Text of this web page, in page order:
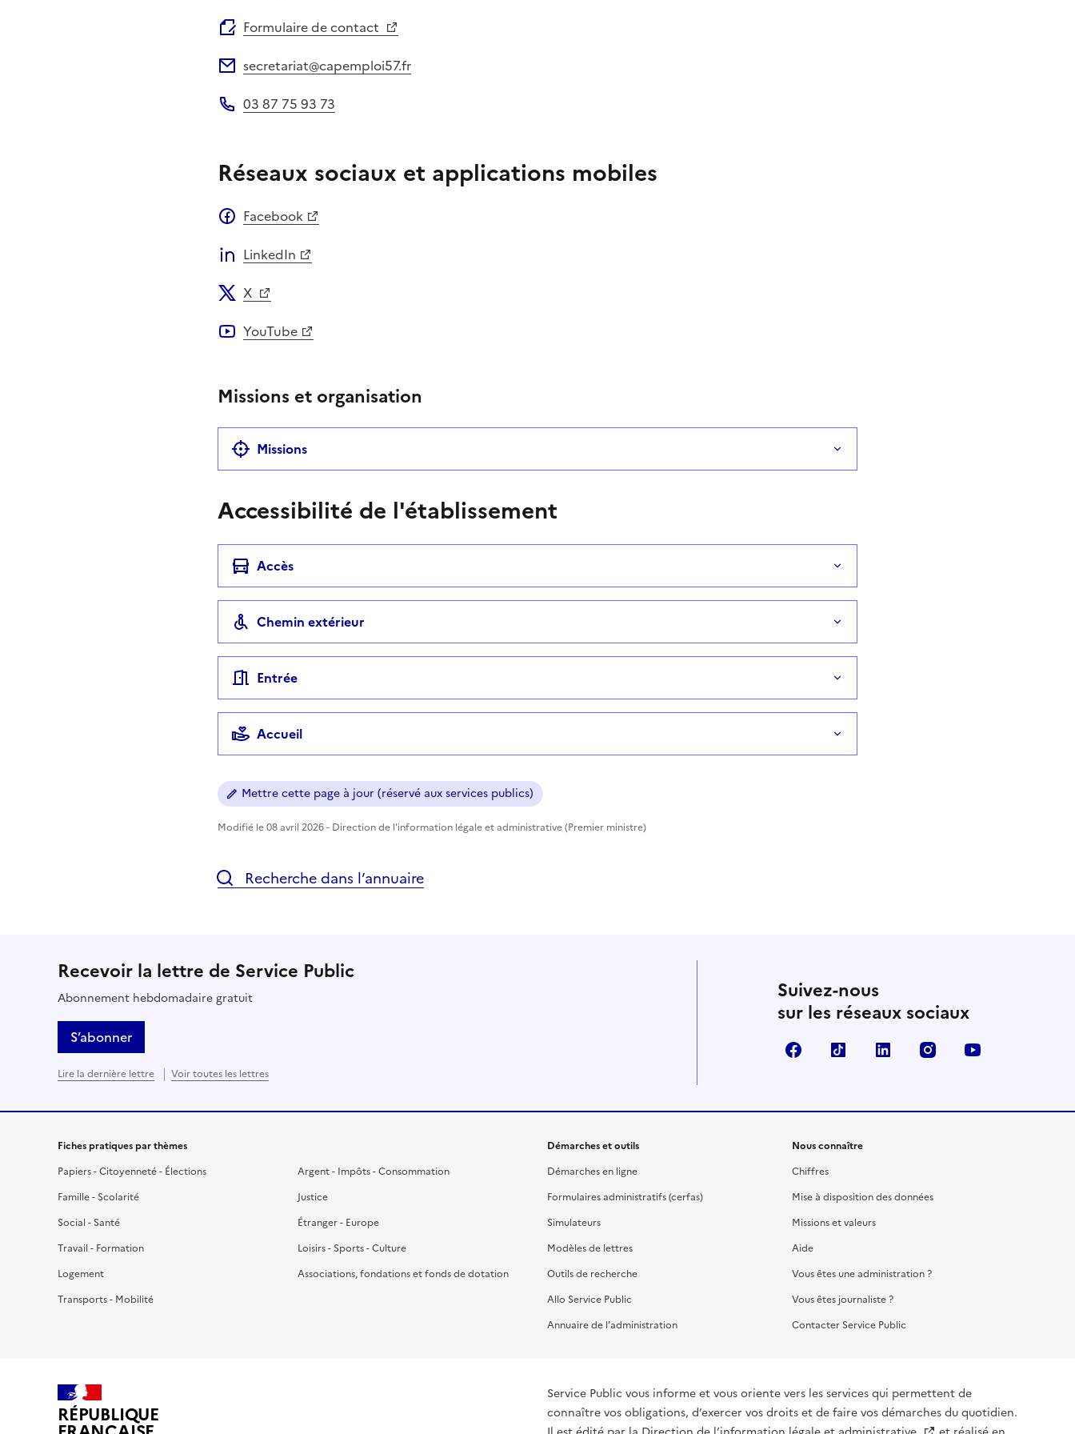
Formulaire de contact
secretariat@capemploi57.fr
03 87 75 93 73
Réseaux sociaux et applications mobiles
Facebook
LinkedIn
X
YouTube
Missions et organisation
Missions
Accessibilité de l'établissement
Accès
Chemin extérieur
Entrée
Accueil
Mettre cette page à jour (réservé aux services publics)
Modifié le 08 avril 2026 - Direction de l'information légale et administrative (Premier ministre)
Recherche dans l’annuaire
Recevoir la lettre de Service Public
Abonnement hebdomadaire gratuit
S’abonner
Lire la dernière lettre Voir toutes les lettres
Suivez-nous
sur les réseaux sociaux
FacebookTikTok LinkedIn Instagram
Fiches pratiques par thèmes
Papiers - Citoyenneté - Élections
Famille - Scolarité
Social - Santé
Travail - Formation
Logement
Transports - Mobilité
Argent - Impôts - Consommation
Justice
Étranger - Europe
Loisirs - Sports - Culture
Associations, fondations et fonds de dotation
Démarches et outils
Démarches en ligne
Formulaires administratifs (cerfas)
Simulateurs
Modèles de lettres
Outils de recherche
Allo Service Public
Annuaire de l'administration
Nous connaître
Chiffres
Mise à disposition des données
Missions et valeurs
Aide
Vous êtes une administration ?
Vous êtes journaliste ?
Contacter Service Public
RÉPUBLIQUE
Service Public vous informe et vous oriente vers les services qui permettent de
connaître vos obligations, d’exercer vos droits et de faire vos démarches du quotidien.